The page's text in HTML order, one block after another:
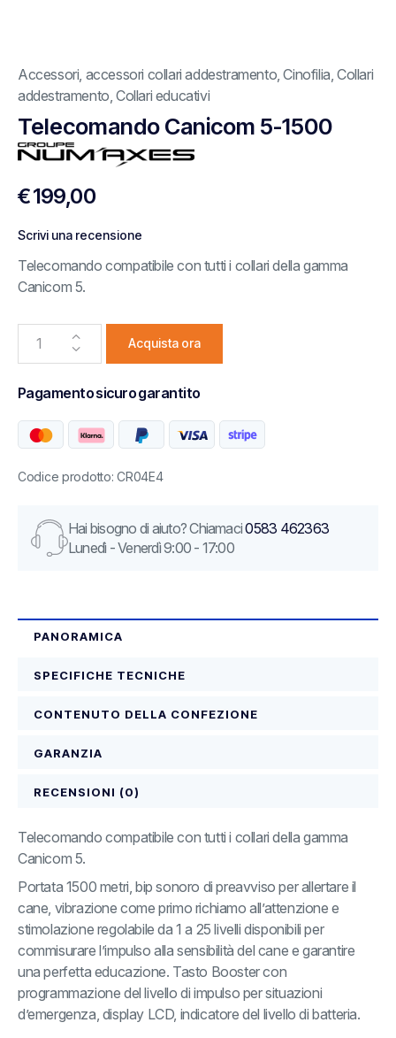
Accessori accessori collari addestramento ,Cinofilia ,Collari
addestramento ,Collari educativi
Telecomando Canicom 5-1500
€199,00
Scrivi una recensione
Telecomando compatibile con tutti i collari della gamma
Canicom 5.
Acquista ora
Pagamento sicuro garantito
Codice prodotto: CR04E4
Hai bisogno di aiuto? Chiamaci0583 462363
Lunedì - Venerdì 9:00 - 17:00
PANORAMICA
SPECIFICHE TECNICHE
CONTENUTO DELLA CONFEZIONE
GARANZIA
RECENSIONI (0)
Telecomando compatibile con tutti i collari della gamma
Canicom 5.
Portata 1500 metri, bip sonoro di preavviso per allertare il
cane, vibrazione come primo richiamo all’attenzione e
stimolazione regolabile da 1 a 25 livelli disponibili per
commisurare l’impulso alla sensibilità del cane e garantire
una perfetta educazione. Tasto Booster con
programmazione del livello di impulso per situazioni
d’emergenza, display LCD, indicatore del livello di batteria.